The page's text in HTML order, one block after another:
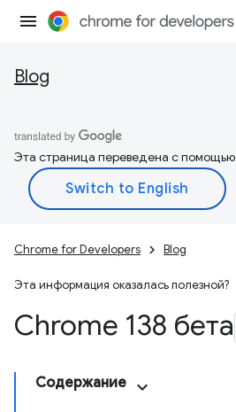
Blog
Эта страница переведена с помощью
Chrome for Developers Blog
Эта информация оказалась полезной?
Chrome 138 бета
Содержание